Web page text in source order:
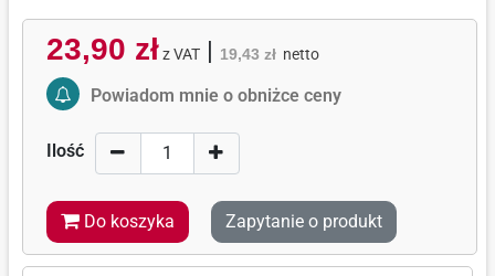
23,90 zł z VAT| 19,43 zł netto
Activate Price Alert
Powiadom mnie o obniżce ceny
Ilość
Do koszyka Zapytanie o produkt